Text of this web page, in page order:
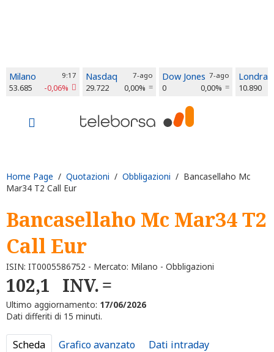
Milano 9:17
53.685 -0,06%
Nasdaq 7-ago
29.722 0,00%
Dow Jones 7-ago
0 0,00%
Londra
10.890
Home Page / Quotazioni / Obbligazioni / Bancasellaho Mc
Mar34 T2 Call Eur
Bancasellaho Mc Mar34 T2
Call Eur
ISIN: IT0005586752 - Mercato: Milano - Obbligazioni
102,1 INV.
Ultimo aggiornamento: 17/06/2026
Dati differiti di 15 minuti.
Scheda Grafico avanzato Dati intraday